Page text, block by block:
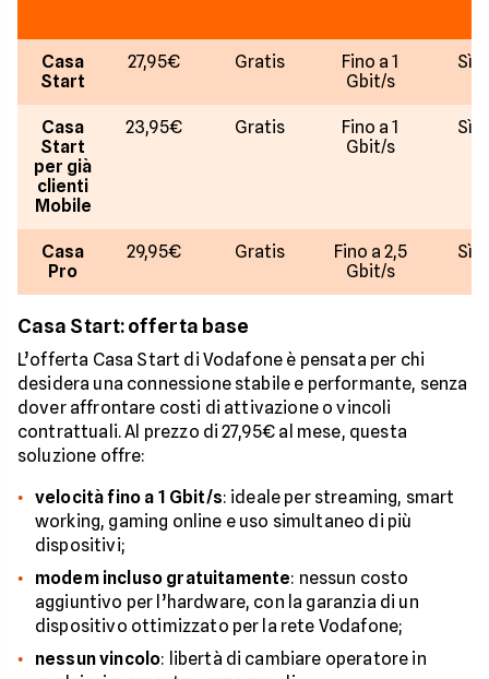
Casa
Start
27,95€ Gratis
Fino a 1
Gbit/s
Sì
Casa
Start
per già
clienti
Mobile
23,95€ Gratis
Fino a 1
Gbit/s
Sì
Casa
Pro
29,95€ Gratis
Fino a 2,5
Gbit/s
Sì
Casa Start: offerta base
L’offerta Casa Start di Vodafone è pensata per chi
desidera una connessione stabile e performante, senza
dover affrontare costi di attivazione o vincoli
contrattuali. Al prezzo di 27,95€ al mese, questa
soluzione offre:
velocità fino a 1 Gbit/s: ideale per streaming, smart
working, gaming online e uso simultaneo di più
dispositivi;
modem incluso gratuitamente: nessun costo
aggiuntivo per l’hardware, con la garanzia di un
dispositivo ottimizzato per la rete Vodafone;
nessun vincolo: libertà di cambiare operatore in